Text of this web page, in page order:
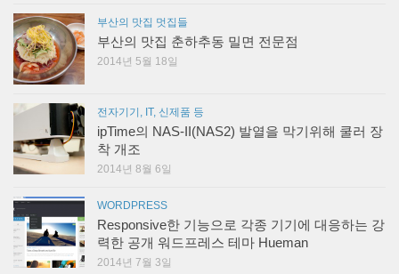
부산의 맛집 멋집들
부산의 맛집 춘하추동 밀면 전문점
2014년 5월 18일
전자기기, IT, 신제품 등
ipTime의 NAS-II(NAS2) 발열을 막기위해 쿨러 장
착 개조
2014년 8월 6일
WORDPRESS
Responsive한 기능으로 각종 기기에 대응하는 강
력한 공개 워드프레스 테마 Hueman
2014년 7월 3일